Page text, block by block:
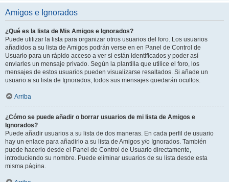
Amigos e Ignorados
¿Qué es la lista de Mis Amigos e Ignorados?
Puede utilizar la lista para organizar otros usuarios del foro. Los usuarios
añadidos a su lista de Amigos podrán verse en en Panel de Control de
Usuario para un rápido acceso a ver si están identificados y poder así
enviarles un mensaje privado. Según la plantilla que utilice el foro, los
mensajes de estos usuarios pueden visualizarse resaltados. Si añade un
usuario a su lista de Ignorados, todos sus mensajes quedarán ocultos.
Arriba
¿Cómo se puede añadir o borrar usuarios de mi lista de Amigos e
Ignorados?
Puede añadir usuarios a su lista de dos maneras. En cada perfil de usuario
hay un enlace para añadirlo a su lista de Amigos y/o Ignorados. También
puede hacerlo desde el Panel de Control de Usuario directamente,
introduciendo su nombre. Puede eliminar usuarios de su lista desde esta
misma página.